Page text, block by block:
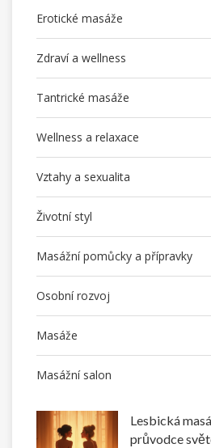
Erotické masáže
Zdraví a wellness
Tantrické masáže
Wellness a relaxace
Vztahy a sexualita
Životní styl
Masážní pomůcky a přípravky
Osobní rozvoj
Masáže
Masážní salon
Lesbická
průvodce